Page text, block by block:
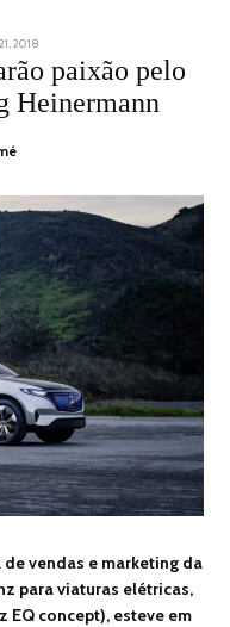
2018
2018paixão pelo
Heinermann
vendas e marketing da
para viaturas elétricas,
EQ concept), esteve em